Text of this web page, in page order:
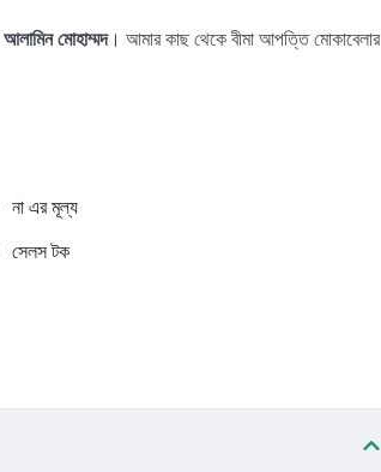
আলামিন মোহাম্মদ। আমার কাছ থেকে বীমা আপত্তি মোকাবেলার
না এর মূল্য
সেলস টক